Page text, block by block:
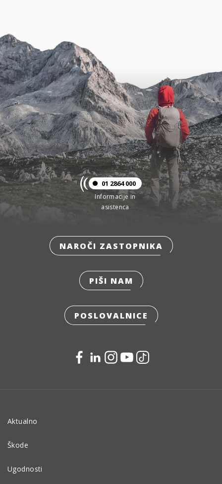
01 2864 000
Informacije in
asistenca
NAROČI ZASTOPNIKA
PIŠI NAM
POSLOVALNICE
Aktualno
Škode
Ugodnosti